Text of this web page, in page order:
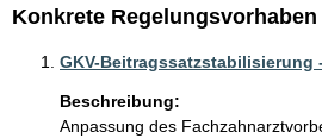
Konkrete Regelungsvorhaben
GKV-Beitragssatzstabilisierung
Beschreibung:
Anpassung des